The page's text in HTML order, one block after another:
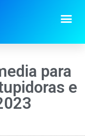
para
e